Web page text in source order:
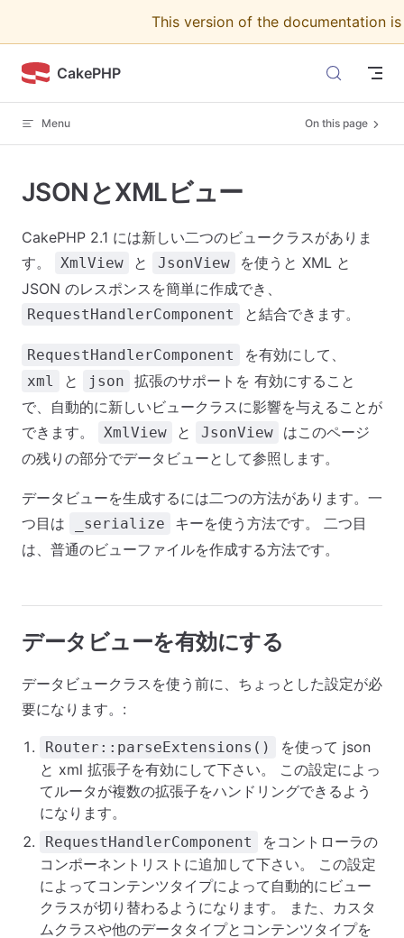
This version of the documentation
CakePHP
Menu On this page
JSONとXMLビュー
CakePHP 2.1 には新しい二つのビュークラスがありま
す。
XmlView と JsonView
を使うと XML と
JSON のレスポンスを簡単に作成でき、
RequestHandlerComponent と結合できます。
RequestHandlerComponent を有効にして、
xml と json
拡張のサポートを 有効にすること
で、自動的に新しいビュークラスに影響を与えることが
できます。
XmlView と JsonView
はこのページ
の残りの部分でデータビューとして参照します。
データビューを生成するには二つの方法があります。一
つ目は
_serialize
キーを使う方法です。 二つ目
は、普通のビューファイルを作成する方法です。
データビューを有効にする
データビュークラスを使う前に、ちょっとした設定が必
要になります。:
Router::parseExtensions()
を使って json
と xml 拡張子を有効にして下さい。 この設定によっ
てルータが複数の拡張子をハンドリングできるよう
になります。
RequestHandlerComponent
をコントローラの
コンポーネントリストに追加して下さい。 この設定
によってコンテンツタイプによって自動的にビュー
クラスが切り替わるようになります。 また、カスタ
ムクラスや他のデータタイプとコンテンツタイプを